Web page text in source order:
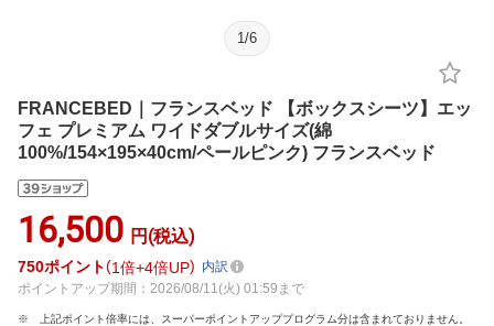
1 /6
FRANCEBED｜フランスベッド 【ボックスシーツ】エッ
フェ プレミアム ワイドダブルサイズ(綿
100%/154×195×40cm/ペールピンク) フランスベッド
16,500 円(税込)
750ポイント 1倍 4倍UP
内訳
ポイントアップ期間：2026/08/11(火) 01:59まで
上記ポイント倍率には、スーパーポイントアッププログラム分は含まれておりません。